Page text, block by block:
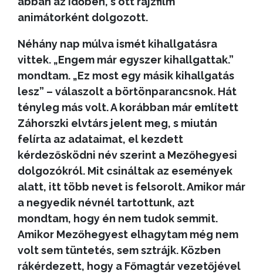
animátorként dolgozott.
Néhány nap múlva ismét kihallgatásra
vittek. „Engem már egyszer kihallgattak.”
mondtam. „Ez most egy másik kihallgatás
lesz” – válaszolt a börtönparancsnok. Hát
tényleg más volt. A korábban már említett
Záhorszki elvtárs jelent meg, s miután
felírta az adataimat, el kezdett
kérdezősködni név szerint a Mezőhegyesi
dolgozókról. Mit csináltak az események
alatt, itt több nevet is felsorolt. Amikor már
a negyedik névnél tartottunk, azt
mondtam, hogy én nem tudok semmit.
Amikor Mezőhegyest elhagytam még nem
volt sem tüntetés, sem sztrájk. Közben
rákérdezett, hogy a Főmagtár vezetőjével